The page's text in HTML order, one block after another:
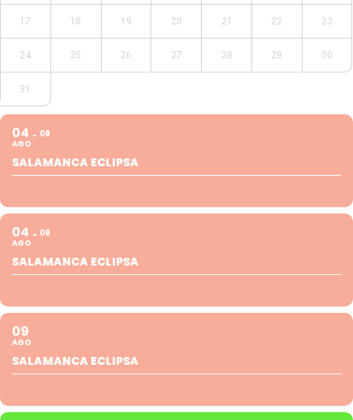
17 18 19 20 21 22 23
24 25 26 27 28 29 30
31
04
AGO
08
SALAMANCA ECLIPSA
04
AGO
08
SALAMANCA ECLIPSA
09
AGO
SALAMANCA ECLIPSA